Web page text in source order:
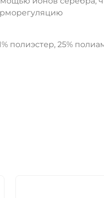
полиэстер, 25%